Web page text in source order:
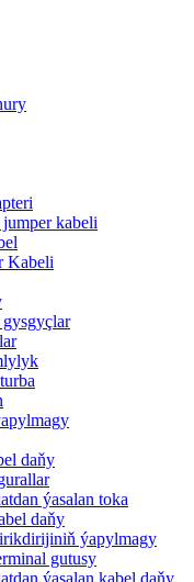
kabeli
Kabeli
daňy
ýasalan toka
daňy
ýapylmagy
gutusy
ýasalan kabel daňy